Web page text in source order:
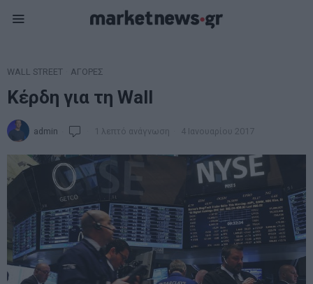
WALL STREET ΑΓΟΡΕΣ
Κέρδη για τη Wall
admin 1 λεπτό ανάγνωση 4 Ιανουαρίου 2017